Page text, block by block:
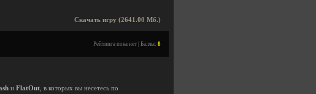
Скачать игру (2641.00 Мб.)
Рейтинга пока нет | Баллы: 8
и FlatOut , в которых вы несетесь по